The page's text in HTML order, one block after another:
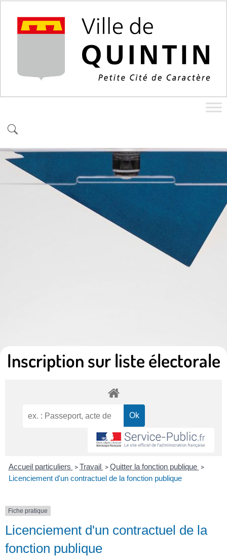
Inscription sur liste électorale
Accueil particuliers > Travail > Quitter la fonction publique >
Licenciement d'un contractuel de la fonction publique
Fiche pratique
Licenciement d'un contractuel de la
fonction publique